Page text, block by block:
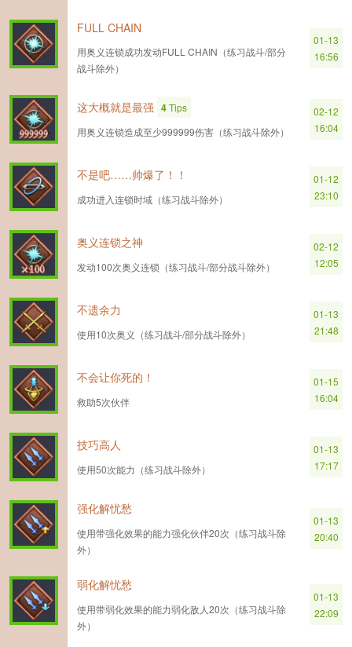
FULL CHAIN
用奥义连锁成功发动FULL CHAIN（练习战斗/部分
战斗除外）
01-13
16:56
这大概就是最强 4Tips
用奥义连锁造成至少999999伤害（练习战斗除外）
02-12
16:04
不是吧……帅爆了！！
成功进入连锁时域（练习战斗除外）
01-12
23:10
奥义连锁之神
发动100次奥义连锁（练习战斗/部分战斗除外）
02-12
12:05
不遗余力
使用10次奥义（练习战斗/部分战斗除外）
01-13
21:48
不会让你死的！
救助5次伙伴
01-15
16:04
技巧高人
使用50次能力（练习战斗除外）
01-13
17:17
强化解忧愁
使用带强化效果的能力强化伙伴20次（练习战斗除
外）
01-13
20:40
弱化解忧愁
使用带弱化效果的能力弱化敌人20次（练习战斗除
外）
01-13
22:09